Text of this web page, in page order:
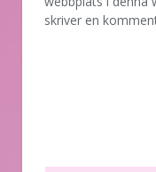
skriver en